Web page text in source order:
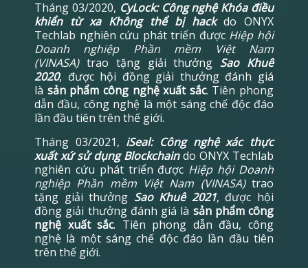
Tháng 03/2020, CyLock: Công nghệ Khóa điều
khiển từ xa Không thể bị hackdo ONYX
Techlab nghiên cứu phát triển được Hiệp hội
Doanh nghiệp Phần mềm Việt Nam
(VINASA)trao tặng giải thưởng Sao Khuê
2020, được hội đồng giải thưởng đánh giá
là sản phẩm công nghệ xuất sắc. Tiên phong
dẫn đầu, công nghệ là một sáng chế độc đáo
lần đầu tiên trên thế giới.
Tháng 03/2021, iSeal: Công nghệ xác thực
xuất xứ sử dụng Blockchaindo ONYX Techlab
nghiên cứu phát triển được Hiệp hội Doanh
nghiệp Phần mềm Việt Nam (VINASA)trao
tặng giải thưởng Sao Khuê 2021, được hội
đồng giải thưởng đánh giá là sản phẩm công
nghệ xuất sắc. Tiên phong dẫn đầu, công
nghệ là một sáng chế độc đáo lần đầu tiên
trên thế giới.